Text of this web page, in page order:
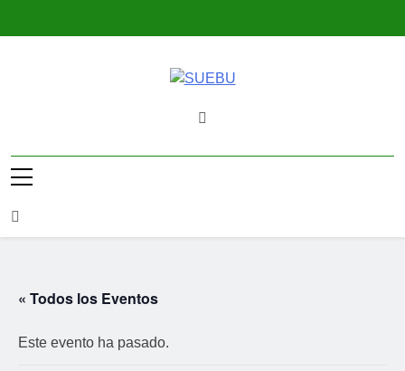
SUEBU
« Todos los Eventos
Este evento ha pasado.